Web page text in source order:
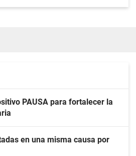
PAUSA para fortalecer la
en una misma causa por